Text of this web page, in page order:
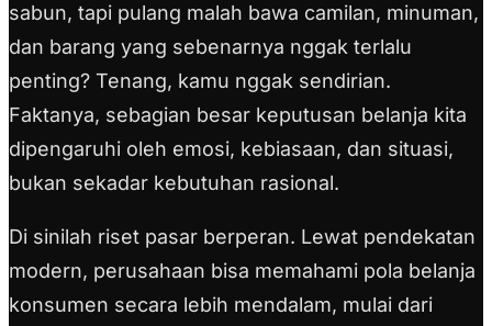
sabun, tapi pulang malah bawa camilan, minuman,
dan barang yang sebenarnya nggak terlalu
penting? Tenang, kamu nggak sendirian.
Faktanya, sebagian besar keputusan belanja kita
dipengaruhi oleh emosi, kebiasaan, dan situasi,
bukan sekadar kebutuhan rasional.
Di sinilah riset pasar berperan. Lewat pendekatan
modern, perusahaan bisa memahami pola belanja
konsumen secara lebih mendalam, mulai dari